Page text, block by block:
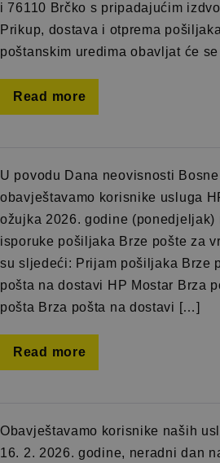
i 76110 Brčko s pripadajućim
Prikup, dostava i otprema
poštanskim uredima obavljat će
Read more
U povodu Dana neovisnosti
obavještavamo korisnike usluga
ožujka 2026. godine (ponedjeljak)
isporuke pošiljaka Brze pošte za
su sljedeći: Prijam pošiljaka Brze
pošta na dostavi HP Mostar Brza
pošta Brza pošta na dostavi […]
Read more
Obavještavamo korisnike naših
16. 2. 2026. godine, neradni dan